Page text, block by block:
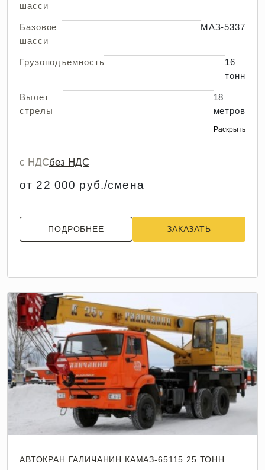
шасси
Базовое
шасси
МАЗ-5337
Грузоподъемность
16
тонн
Вылет
стрелы
18
метров
Раскрыть
с НДСбез НДС
от 22 000 руб./смена
ПОДРОБНЕЕ ЗАКАЗАТЬ
АВТОКРАН ГАЛИЧАНИН КАМАЗ-65115 25 ТОНН